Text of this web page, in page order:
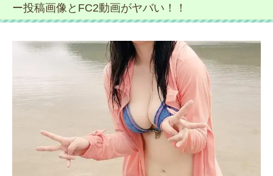
ー投稿画像とFC2動画がヤバい！！